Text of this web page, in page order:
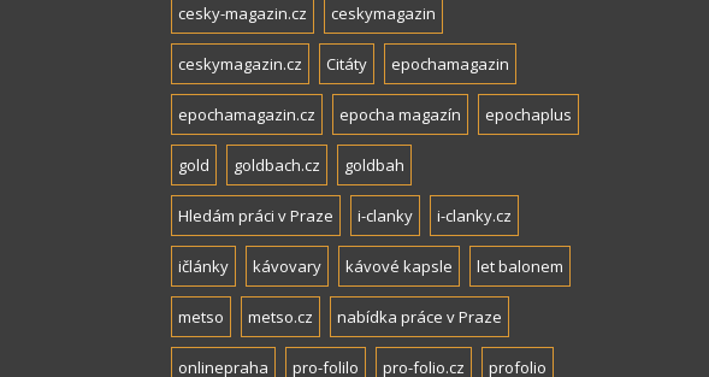
cesky-magazin.cz ceskymagazin
ceskymagazin.cz Citáty epochamagazin
epochamagazin.cz epocha magazín epochaplus
gold goldbach.cz goldbah
Hledám práci v Praze i-clanky i-clanky.cz
ičlánky kávovary kávové kapsle let balonem
metso metso.cz nabídka práce v Praze
onlinepraha pro-folilo pro-folio.cz profolio